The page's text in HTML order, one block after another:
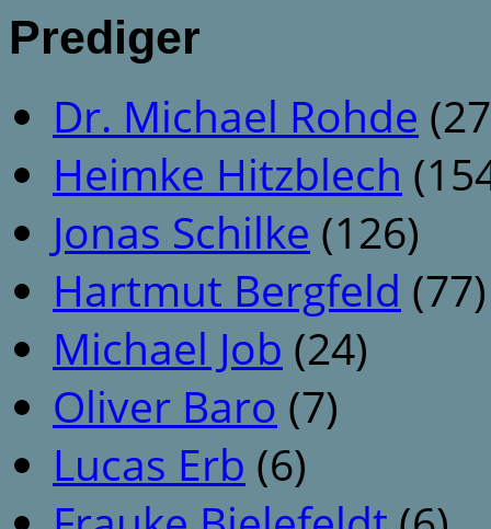
Prediger
Dr. Michael Rohde
Heimke Hitzblech
Jonas Schilke (126)
Hartmut Bergfeld (77)
Michael Job (24)
Oliver Baro (7)
Lucas Erb (6)